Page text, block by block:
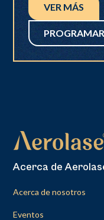
VER MÁS
Acerca de
Acerca de nosotros
Eventos